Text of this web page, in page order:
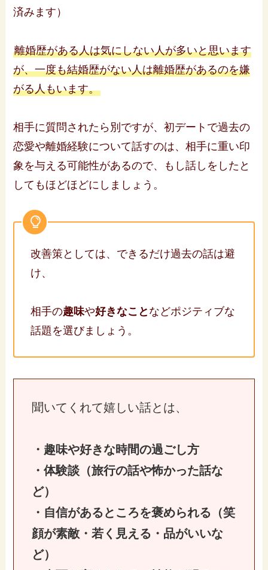
済みます）
離婚歴がある人は気にしない人が多いと思います
が、一度も結婚歴がない人は離婚歴があるのを嫌
がる人もいます。
相手に質問されたら別ですが、初デートで過去の
恋愛や離婚経験について話すのは、相手に重い印
象を与える可能性があるので、もし話しをしたと
してもほどほどにしましょう。
改善策としては、できるだけ過去の話は避
け、
相手の趣味や好きなこと などポジティブな
話題を選びましょう。
聞いてくれて嬉しい話とは、
・趣味や好きな時間の過ごし方
・体験談（旅行の話や怖かった話な
ど）
・自信があるところを褒められる（笑
顔が素敵・若く見える・品がいいな
ど）